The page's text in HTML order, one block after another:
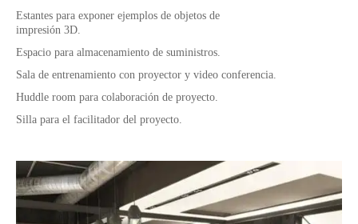
Estantes para exponer ejemplos de objetos de
impresión 3D.
Espacio para almacenamiento de suministros.
Sala de entrenamiento con proyector y video conferencia.
Huddle room para colaboración de proyecto.
Silla para el facilitador del proyecto.